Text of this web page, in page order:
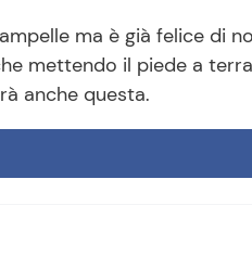
ma è già felice di
mettendo il piede a
anche questa.